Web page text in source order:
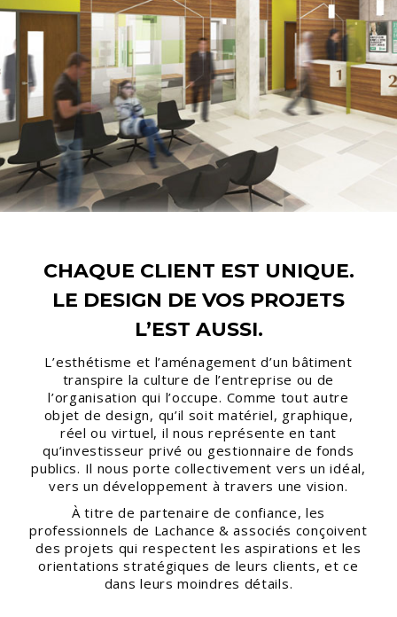
CHAQUE CLIENT EST UNIQUE.
LE DESIGN DE VOS PROJETS
L’EST AUSSI.
L’esthétisme et l’aménagement d’un bâtiment
transpire la culture de l’entreprise ou de
l’organisation qui l’occupe. Comme tout autre
objet de design, qu’il soit matériel, graphique,
réel ou virtuel, il nous représente en tant
qu’investisseur privé ou gestionnaire de fonds
publics. Il nous porte collectivement vers un idéal,
vers un développement à travers une vision.
À titre de partenaire de confiance, les
professionnels de Lachance & associés conçoivent
des projets qui respectent les aspirations et les
orientations stratégiques de leurs clients, et ce
dans leurs moindres détails.